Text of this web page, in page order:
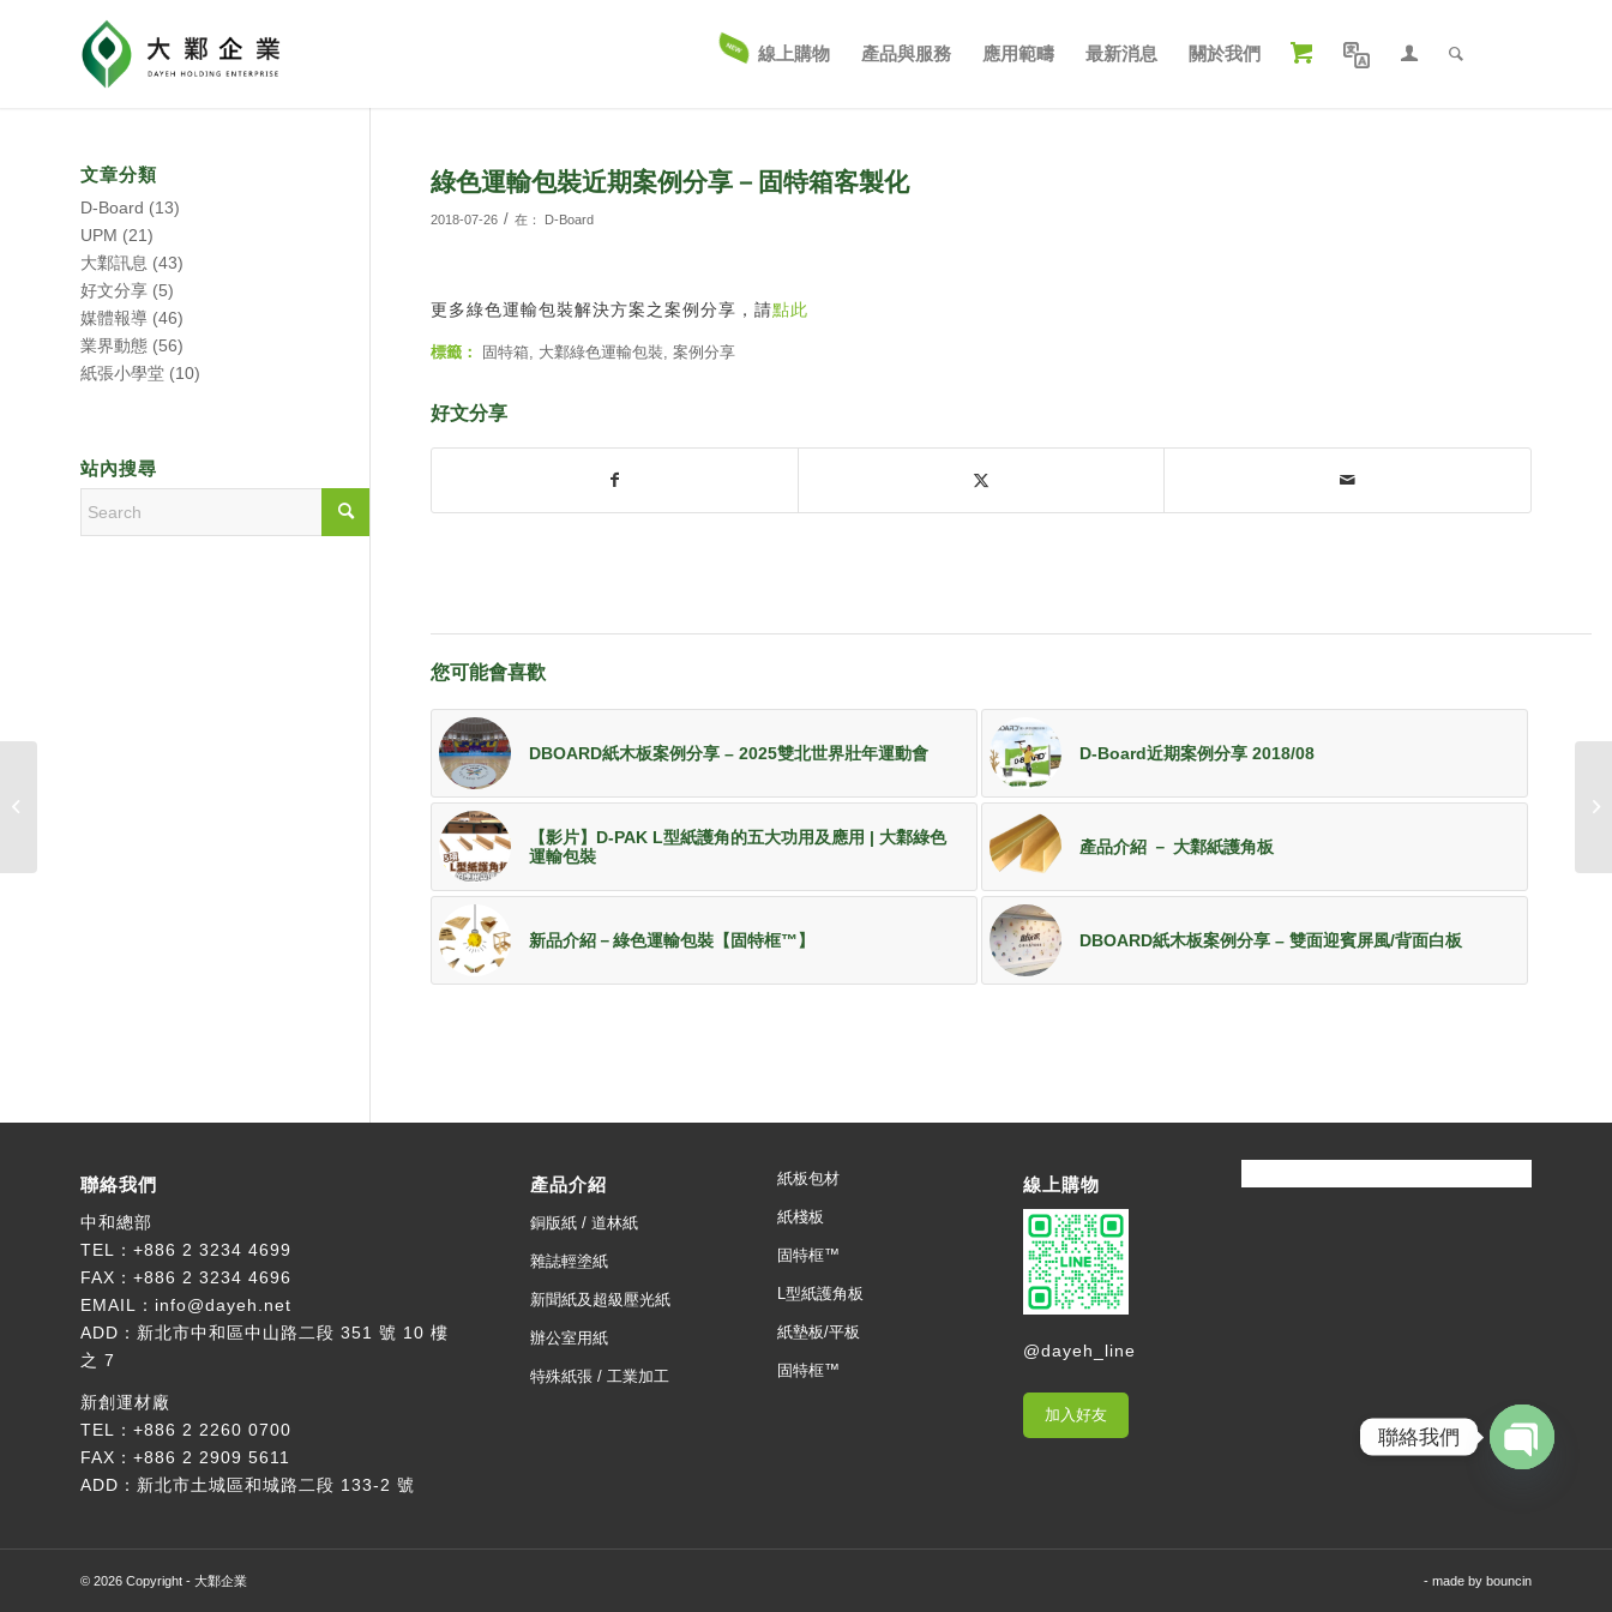
線上購物 產品與服務 應用範疇 最新消息 關於我們
綠色運輸包裝近期案例分享－固特箱客製化
2018-07-26 / 在： D-Board
更多綠色運輸包裝解決方案之案例分享，請點此
標籤： 固特箱 大鄴綠色運輸包裝 案例分享
好文分享
您可能會喜歡
DBOARD紙木板案例分享 – 2025雙北世界壯年運動會 D-Board近期案例分享 2018/08
【影片】D-PAK L型紙護角的五大功用及應用 | 大鄴綠色
運輸包裝
產品介紹 － 大鄴紙護角板
新品介紹－綠色運輸包裝【固特框™】 DBOARD紙木板案例分享 – 雙面迎賓屏風/背面白板
文章分類
D-Board (13)
UPM (21)
大鄴訊息 (43)
好文分享 (5)
媒體報導 (46)
業界動態 (56)
紙張小學堂 (10)
站內搜尋
聯絡我們
中和總部
TEL： +886 2 3234 4699
FAX：+886 2 3234 4696
EMAIL： info@dayeh.net
ADD： 新北市中和區中山路二段 351 號 10 樓
之 7
新創運材廠
TEL： +886 2 2260 0700
FAX：+886 2 2909 5611
ADD： 新北市土城區和城路二段 133-2 號
產品介紹
銅版紙 / 道林紙
雜誌輕塗紙
新聞紙及超級壓光紙
辦公室用紙
特殊紙張 / 工業加工
紙板包材
紙棧板
固特框™
L型紙護角板
紙墊板/平板
固特框™
線上購物
@dayeh_line
加入好友
© 2026 Copyright - 大鄴企業 - made by bouncin
聯絡我們